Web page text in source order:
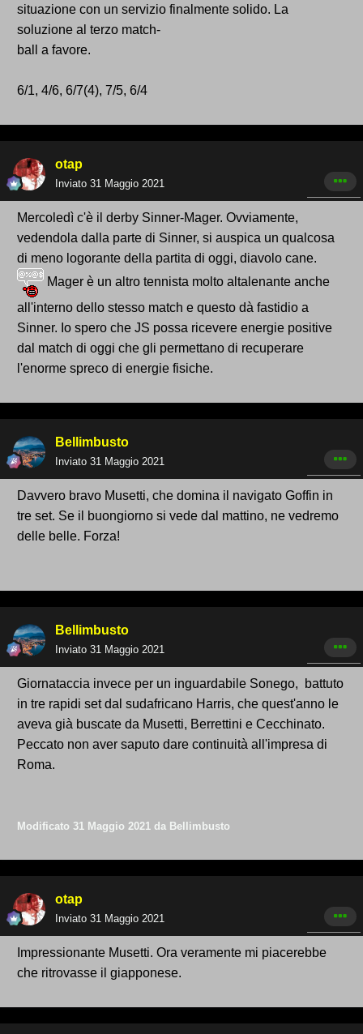
situazione con un servizio finalmente solido. La
soluzione al terzo match-
ball a favore.
6/1, 4/6, 6/7(4), 7/5, 6/4
otap
Inviato 31 Maggio 2021
Mercoledì c'è il derby Sinner-Mager. Ovviamente,
vedendola dalla parte di Sinner, si auspica un qualcosa
di meno logorante della partita di oggi, diavolo cane.
Mager è un altro tennista molto altalenante anche
all'interno dello stesso match e questo dà fastidio a
Sinner. Io spero che JS possa ricevere energie positive
dal match di oggi che gli permettano di recuperare
l'enorme spreco di energie fisiche.
Bellimbusto
Inviato 31 Maggio 2021
Davvero bravo Musetti, che domina il navigato Goffin in
tre set. Se il buongiorno si vede dal mattino, ne vedremo
delle belle. Forza!
Bellimbusto
Inviato 31 Maggio 2021
Giornataccia invece per un inguardabile Sonego, battuto
in tre rapidi set dal sudafricano Harris, che quest'anno le
aveva già buscate da Musetti, Berrettini e Cecchinato.
Peccato non aver saputo dare continuità all'impresa di
Roma.
Modificato 31 Maggio 2021 da Bellimbusto
otap
Inviato 31 Maggio 2021
Impressionante Musetti. Ora veramente mi piacerebbe
che ritrovasse il giapponese.